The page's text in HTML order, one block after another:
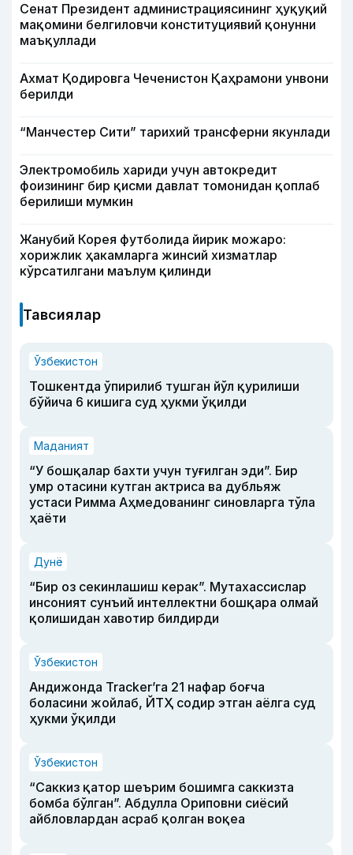
Сенат Президент администрациясининг ҳуқуқий
мақомини белгиловчи конституциявий қонунни
маъқуллади
Ахмат Қодировга Чеченистон Қаҳрамони унвони
берилди
“Манчестер Сити” тарихий трансферни якунлади
Электромобиль хариди учун автокредит
фоизининг бир қисми давлат томонидан қоплаб
берилиши мумкин
Жанубий Корея футболида йирик можаро:
хорижлик ҳакамларга жинсий хизматлар
кўрсатилгани маълум қилинди
Тавсиялар
Ўзбекистон
Тошкентда ўпирилиб тушган йўл қурилиши
бўйича 6 кишига суд ҳукми ўқилди
Маданият
“У бошқалар бахти учун туғилган эди”. Бир
умр отасини кутган актриса ва дубльяж
устаси Римма Аҳмедованинг синовларга тўла
ҳаёти
Дунё
“Бир оз секинлашиш керак”. Мутахассислар
инсоният сунъий интеллектни бошқара олмай
қолишидан хавотир билдирди
Ўзбекистон
Андижонда Tracker’га 21 нафар боғча
боласини жойлаб, ЙТҲ содир этган аёлга суд
ҳукми ўқилди
Ўзбекистон
“Саккиз қатор шеърим бошимга саккизта
бомба бўлган”. Абдулла Ориповни сиёсий
айбловлардан асраб қолган воқеа